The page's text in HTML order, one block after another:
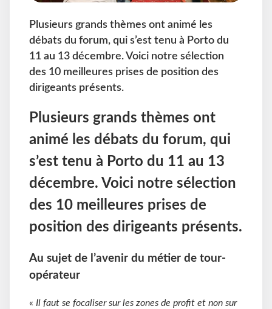
Plusieurs grands thèmes ont animé les
débats du forum, qui s’est tenu à Porto du
11 au 13 décembre. Voici notre sélection
des 10 meilleures prises de position des
dirigeants présents.
Plusieurs grands thèmes ont
animé les débats du forum, qui
s’est tenu à Porto du 11 au 13
décembre. Voici notre sélection
des 10 meilleures prises de
position des dirigeants présents.
Au sujet de l’avenir du métier de tour-
opérateur
« Il faut se focaliser sur les zones de profit et non sur